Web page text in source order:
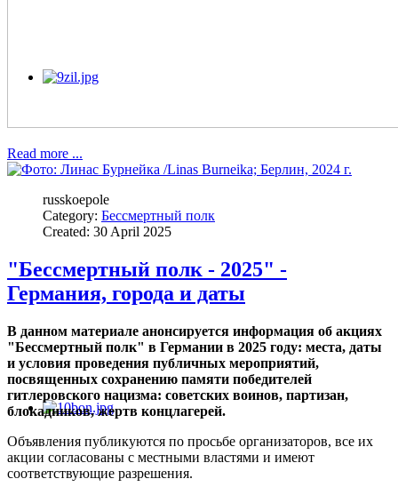
Read more ...
russkoepole
Category: Бессмертный полк
Created: 30 April 2025
"Бессмертный полк - 2025" -
Германия, города и даты
В данном материале анонсируется информация об акциях
"Бессмертный полк" в Германии в 2025 году: места, даты
и условия проведения публичных мероприятий,
посвященных сохранению памяти победителей
гитлеровского нацизма: советских воинов, партизан,
блокадников, жертв концлагерей.
Объявления публикуются по просьбе организаторов, все их
акции согласованы с местными властями и имеют
соответствующие разрешения.